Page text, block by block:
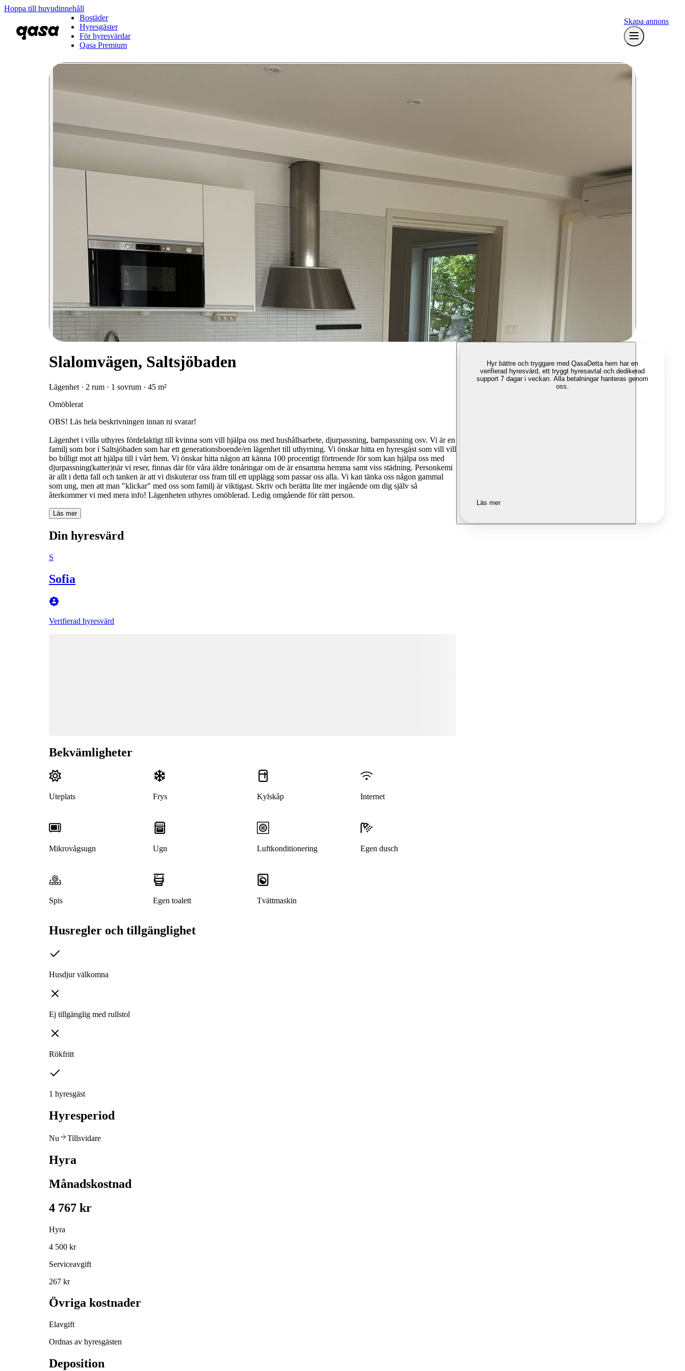
Hoppa till huvudinnehåll
Bostäder
Hyresgäster
För hyresvärdar
Qasa Premium
Skapa annons
Slalomvägen, Saltsjöbaden
Lägenhet · 2 rum · 1 sovrum · 45 m²
Omöblerat
OBS! Läs hela beskrivningen innan ni svarar!
Lägenhet i villa uthyres fördelaktigt till kvinna som vill hjälpa oss med hushållsarbete, djurpassning, barnpassning osv. Vi är en
familj som bor i Saltsjöbaden som har ett generationsboende/en lägenhet till uthyrning. Vi önskar hitta en hyresgäst som vill vill
bo billigt mot att hjälpa till i vårt hem. Vi önskar hitta någon att känna 100 procentigt förtroende för som kan hjälpa oss med
djurpassning(katter)när vi reser, finnas där för våra äldre tonåringar om de är ensamma hemma samt viss städning. Personkemi
är allt i detta fall och tanken är att vi diskuterar oss fram till ett upplägg som passar oss alla. Vi kan tänka oss någon gammal
som ung, men att man "klickar" med oss som familj är viktigast. Skriv och berätta lite mer ingående om dig själv så
återkommer vi med mera info! Lägenheten uthyres omöblerad. Ledig omgående för rätt person.
Läs mer
Din hyresvärd
S
Sofia
Verifierad hyresvärd
Bekvämligheter
Uteplats Frys Kylskåp Internet
Mikrovågsugn Ugn Luftkonditionering Egen dusch
Spis Egen toalett Tvättmaskin
Husregler och tillgänglighet
Husdjur välkomna
Ej tillgänglig med rullstol
Rökfritt
1 hyresgäst
Hyresperiod
Nu Tillsvidare
Hyra
Månadskostnad
4 767 kr
Hyra
4 500 kr
Serviceavgift
267 kr
Övriga kostnader
Elavgift
Ordnas av hyresgästen
Deposition
Hyr bättre och tryggare med QasaDetta hem har en
verifierad hyresvärd, ett tryggt hyresavtal och dedikerad
support 7 dagar i veckan. Alla betalningar hanteras genom
oss.
Läs mer